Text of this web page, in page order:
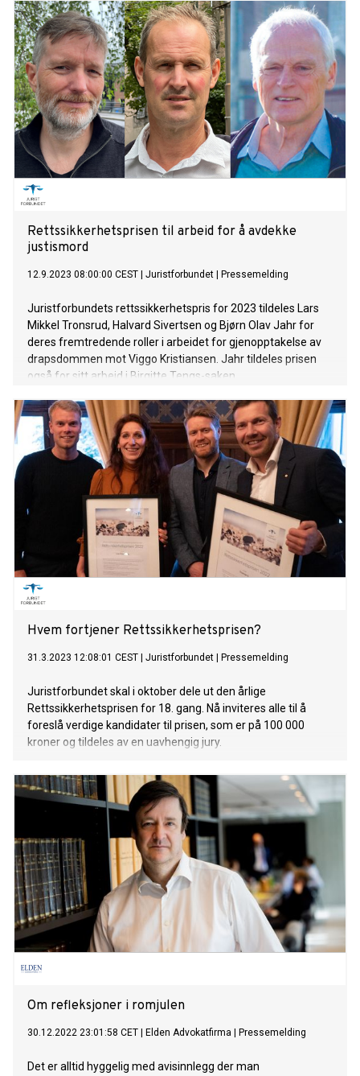
Rettssikkerhetsprisen til arbeid for å avdekke
justismord
12.9.2023 08:00:00 CEST Juristforbundet Pressemelding
Juristforbundets rettssikkerhetspris for 2023 tildeles Lars
Mikkel Tronsrud, Halvard Sivertsen og Bjørn Olav Jahr for
deres fremtredende roller i arbeidet for gjenopptakelse av
drapsdommen mot Viggo Kristiansen. Jahr tildeles prisen
også for sitt arbeid i Birgitte Tengs-saken.
Hvem fortjener Rettssikkerhetsprisen?
31.3.2023 12:08:01 CEST Juristforbundet Pressemelding
Juristforbundet skal i oktober dele ut den årlige
Rettssikkerhetsprisen for 18. gang. Nå inviteres alle til å
foreslå verdige kandidater til prisen, som er på 100 000
kroner og tildeles av en uavhengig jury.
Om refleksjoner i romjulen
30.12.2022 23:01:58 CET Elden Advokatfirma Pressemelding
Det er alltid hyggelig med avisinnlegg der man